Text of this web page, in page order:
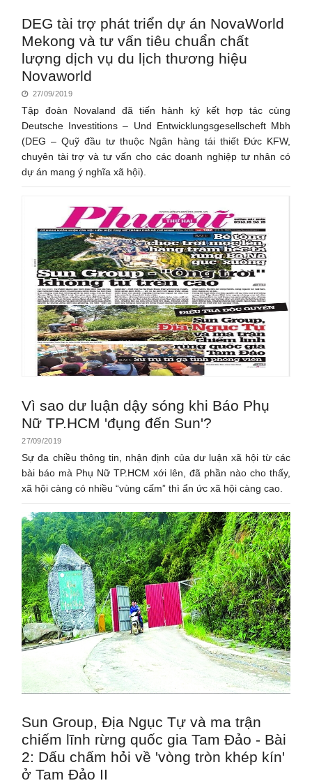
DEG tài trợ phát triển dự án NovaWorld
Mekong và tư vấn tiêu chuẩn chất
lượng dịch vụ du lịch thương hiệu
Novaworld
27/09/2019
Tập đoàn Novaland đã tiến hành ký kết hợp tác cùng
Deutsche Investitions – Und Entwicklungsgesellscheft Mbh
(DEG – Quỹ đầu tư thuộc Ngân hàng tái thiết Đức KFW,
chuyên tài trợ và tư vấn cho các doanh nghiệp tư nhân có
dự án mang ý nghĩa xã hội).
Vì sao dư luận dậy sóng khi Báo Phụ
Nữ TP.HCM 'đụng đến Sun'?
27/09/2019
Sự đa chiều thông tin, nhận định của dư luận xã hội từ các
bài báo mà Phụ Nữ TP.HCM xới lên, đã phần nào cho thấy,
xã hội càng có nhiều “vùng cấm” thì ẩn ức xã hội càng cao.
Sun Group, Địa Ngục Tự và ma trận
chiếm lĩnh rừng quốc gia Tam Đảo - Bài
2: Dấu chấm hỏi về 'vòng tròn khép kín'
ở Tam Đảo II